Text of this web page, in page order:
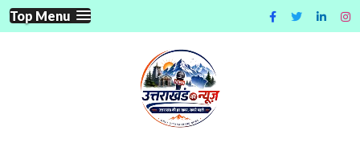
Skip
to
Top Menu